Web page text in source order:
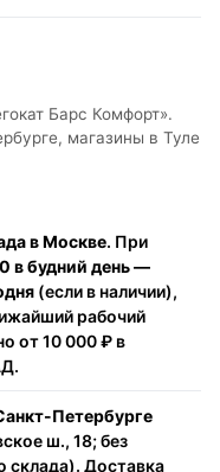
Барс Комфорт».
магазины в Туле
в Москве. При
в будний день —
(если в наличии),
рабочий
от 10 000 ₽ в
Петербурге
ш., 18; без
склада). Доставка